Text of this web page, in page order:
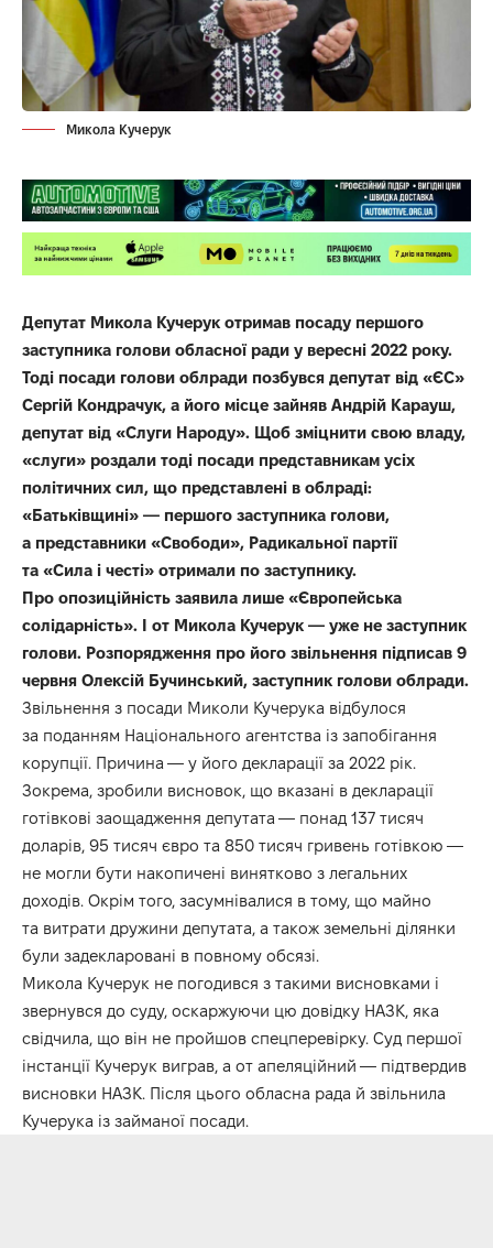
Микола Кучерук
Депутат Микола Кучерук отримав посаду першого
заступника голови обласної ради у вересні 2022 року.
Тоді посади голови облради позбувся депутат від «ЄС»
Сергій Кондрачук, а його місце зайняв Андрій Карауш,
депутат від «Слуги Народу». Щоб зміцнити свою владу,
«слуги» роздали тоді посади представникам усіх
політичних сил, що представлені в облраді:
«Батьківщині» — першого заступника голови,
а представники «Свободи», Радикальної партії
та «Сила і честі» отримали по заступнику.
Про опозиційність заявила лише «Європейська
солідарність». І от Микола Кучерук — уже не заступник
голови. Розпорядження про його звільнення підписав 9
червня Олексій Бучинський, заступник голови облради.
Звільнення з посади Миколи Кучерука відбулося
за поданням Національного агентства із запобігання
корупції. Причина — у його декларації за 2022 рік.
Зокрема, зробили висновок, що вказані в декларації
готівкові заощадження депутата — понад 137 тисяч
доларів, 95 тисяч євро та 850 тисяч гривень готівкою —
не могли бути накопичені винятково з легальних
доходів. Окрім того, засумнівалися в тому, що майно
та витрати дружини депутата, а також земельні ділянки
були задекларовані в повному обсязі.
Микола Кучерук не погодився з такими висновками і
звернувся до суду, оскаржуючи цю довідку НАЗК, яка
свідчила, що він не пройшов спецперевірку. Суд першої
інстанції Кучерук виграв, а от апеляційний — підтвердив
висновки НАЗК. Після цього обласна рада й звільнила
Кучерука із займаної посади.